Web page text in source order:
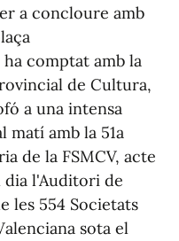
a concloure amb
comptat amb la
de Cultura,
a una intensa
matí amb la 51a
de la FSMCV, acte
l'Auditori de
les 554 Societats
sota el